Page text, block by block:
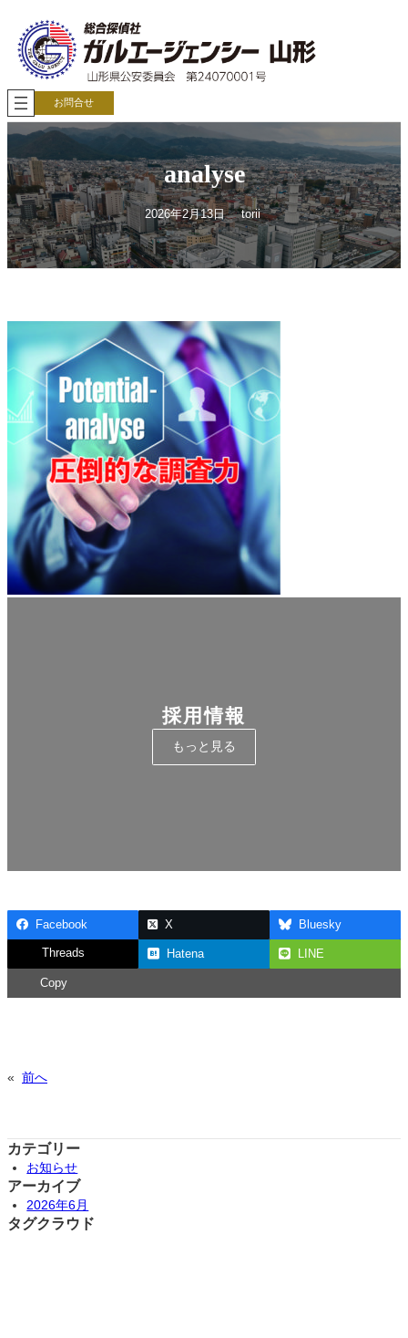
を
ッ
プ
お問合せ
analyse
2026年2月13日 torii
採用情報
もっと見る
Facebook X Bluesky
Threads Hatena LINE
Copy
« 前へ
カテゴリー
お知らせ
アーカイブ
2026年6月
タグクラウド